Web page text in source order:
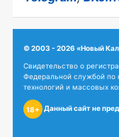
© 2003 - 2026 «Новый
Свидетельство о
Федеральной службой по
технологий и массовых
18+ Данный сайт не